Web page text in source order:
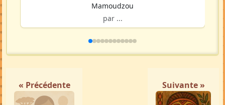
Mamoudzou
par ...
« Précédente Suivante »